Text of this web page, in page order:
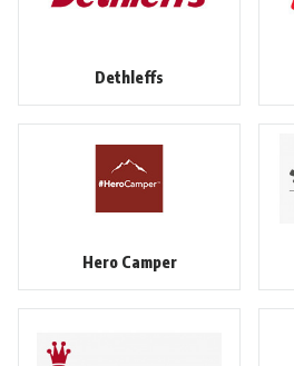
Dethleffs
Hero Camper